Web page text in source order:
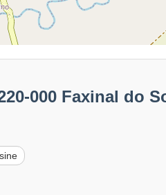
000 Faxinal do